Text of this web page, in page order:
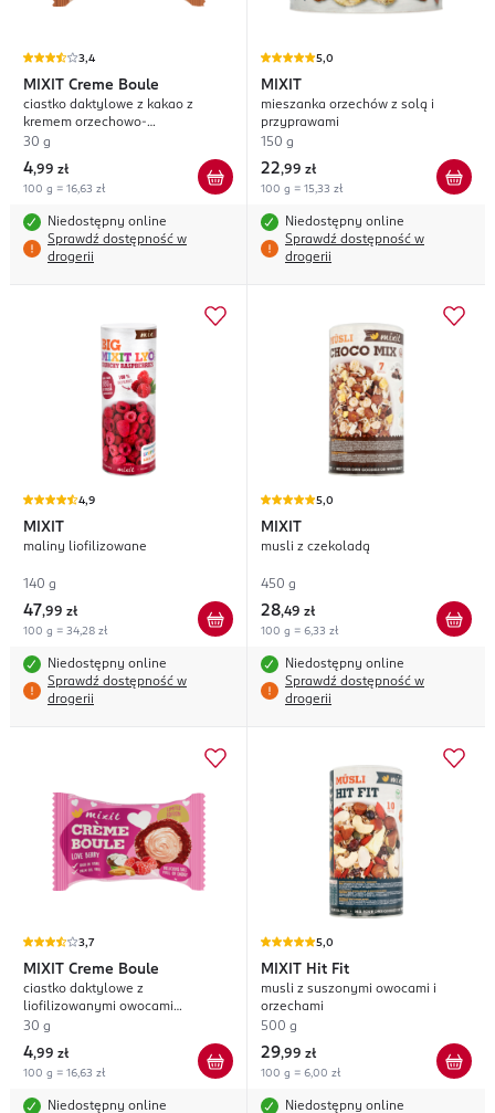
3,4
MIXIT Creme Boule
ciastko daktylowe z kakao z
kremem orzechowo-
czekoladowym, Double Chocolate
30 g
4,99 zł
100 g = 16,63 zł
Niedostępny online
Sprawdź dostępność w
drogerii
5,0
MIXIT
mieszanka orzechów z solą i
przyprawami
150 g
22,99 zł
100 g = 15,33 zł
Niedostępny online
Sprawdź dostępność w
drogerii
4,9
MIXIT
maliny liofilizowane
140 g
47,99 zł
100 g = 34,28 zł
Niedostępny online
Sprawdź dostępność w
drogerii
5,0
MIXIT
musli z czekoladą
450 g
28,49 zł
100 g = 6,33 zł
Niedostępny online
Sprawdź dostępność w
drogerii
3,7
MIXIT Creme Boule
ciastko daktylowe z
liofilizowanymi owocami
wypełnione migdałowym kremem
30 g
4,99 zł
100 g = 16,63 zł
Niedostępny online
5,0
MIXIT Hit Fit
musli z suszonymi owocami i
orzechami
500 g
29,99 zł
100 g = 6,00 zł
Niedostępny online